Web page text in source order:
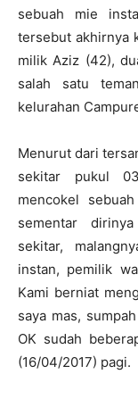
sebuah mie
tersebut akhirnya
milik Aziz (42),
salah satu
kelurahan
Menurut dari
sekitar pukul
mencokel
sementar
sekitar,
instan, pemilik
Kami berniat
saya mas,
OK sudah
(16/04/2017) pagi.